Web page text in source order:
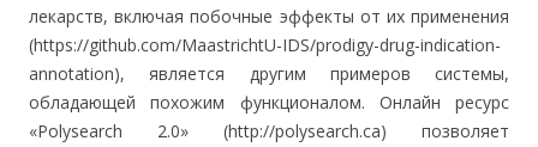
лекарств, включая побочные эффекты от их применения
(https://github.com/MaastrichtU-IDS/prodigy-drug-indication-
annotation), является другим примеров системы,
обладающей похожим функционалом. Онлайн ресурс
«Polysearch 2.0» (http://polysearch.ca) позволяет